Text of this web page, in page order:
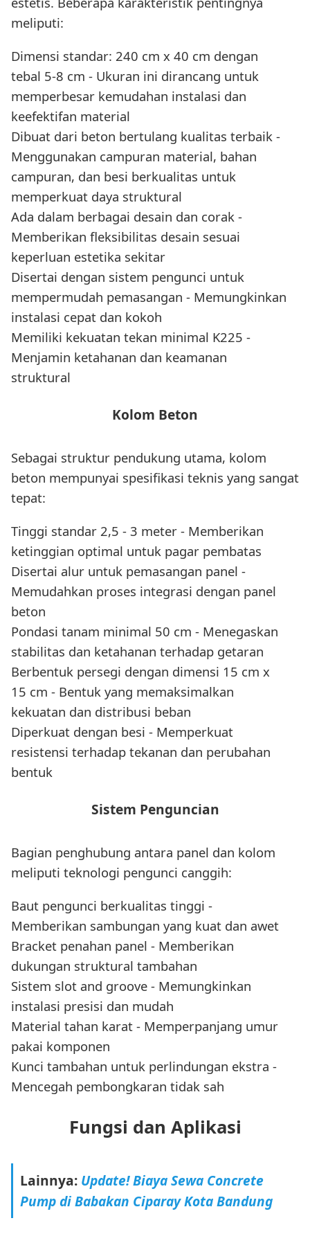
meliputi:
Dimensi standar: 240 cm x 40 cm dengan
tebal 5-8 cm - Ukuran ini dirancang untuk
memperbesar kemudahan instalasi dan
keefektifan material
Dibuat dari beton bertulang kualitas terbaik -
Menggunakan campuran material, bahan
campuran, dan besi berkualitas untuk
memperkuat daya struktural
Ada dalam berbagai desain dan corak -
Memberikan fleksibilitas desain sesuai
keperluan estetika sekitar
Disertai dengan sistem pengunci untuk
mempermudah pemasangan - Memungkinkan
instalasi cepat dan kokoh
Memiliki kekuatan tekan minimal K225 -
Menjamin ketahanan dan keamanan
struktural
Kolom Beton
Sebagai struktur pendukung utama, kolom
beton mempunyai spesifikasi teknis yang sangat
tepat:
Tinggi standar 2,5 - 3 meter - Memberikan
ketinggian optimal untuk pagar pembatas
Disertai alur untuk pemasangan panel -
Memudahkan proses integrasi dengan panel
beton
Pondasi tanam minimal 50 cm - Menegaskan
stabilitas dan ketahanan terhadap getaran
Berbentuk persegi dengan dimensi 15 cm x
15 cm - Bentuk yang memaksimalkan
kekuatan dan distribusi beban
Diperkuat dengan besi - Memperkuat
resistensi terhadap tekanan dan perubahan
bentuk
Sistem Penguncian
Bagian penghubung antara panel dan kolom
meliputi teknologi pengunci canggih:
Baut pengunci berkualitas tinggi -
Memberikan sambungan yang kuat dan awet
Bracket penahan panel - Memberikan
dukungan struktural tambahan
Sistem slot and groove - Memungkinkan
instalasi presisi dan mudah
Material tahan karat - Memperpanjang umur
pakai komponen
Kunci tambahan untuk perlindungan ekstra -
Mencegah pembongkaran tidak sah
Fungsi dan Aplikasi
Lainnya: Update! Biaya Sewa Concrete
Pump di Babakan Ciparay Kota Bandung